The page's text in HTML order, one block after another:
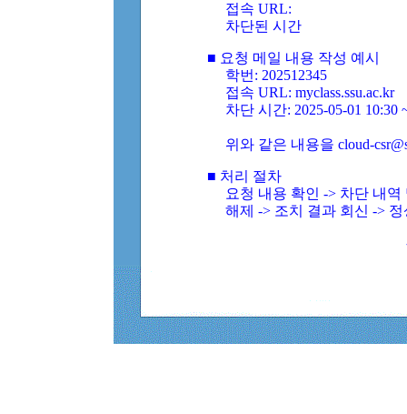
접속 URL:
차단된 시간
■ 요청 메일 내용 작성 예시
학번: 202512345
접속 URL: myclass.ssu.ac.kr
차단 시간: 2025-05-01 10:30
위와 같은 내용을 cloud-
■ 처리 절차
요청 내용 확인 -> 차단 내
해제 -> 조치 결과 회신 ->